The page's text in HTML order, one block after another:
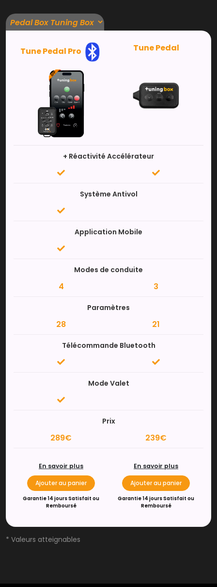
Tune Pedal Pro Tune Pedal
+ Réactivité Accélérateur
Système Antivol
Application Mobile
Modes de conduite
4 3
Paramètres
28 21
Télécommande Bluetooth
Mode Valet
Prix
289€ 239€
En savoir plus
Ajouter au panier
Garantie 14 jours Satisfait ou
Remboursé
En savoir plus
Ajouter au panier
Garantie 14 jours Satisfait ou
Remboursé
* Valeurs atteignables